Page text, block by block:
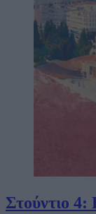
Στούντιο